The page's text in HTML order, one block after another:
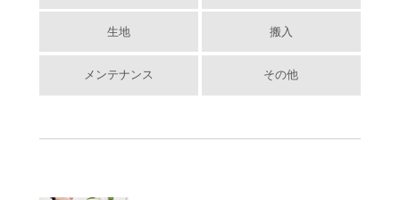
生地 搬入
メンテナンス その他